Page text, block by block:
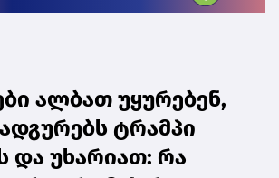
ალბათ უყურებენ,
ტრამპი
და უხარიათ: რა